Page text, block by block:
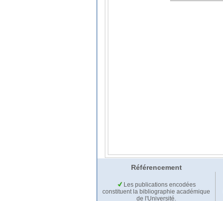
Référencement
Les publications encodées
constituent la bibliographie académique
de l'Université.